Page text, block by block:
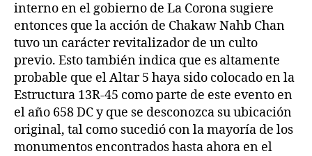
interno en el gobierno de La Corona sugiere
entonces que la acción de Chakaw Nahb Chan
tuvo un carácter revitalizador de un culto
previo. Esto también indica que es altamente
probable que el Altar 5 haya sido colocado en la
Estructura 13R-45 como parte de este evento en
el año 658 DC y que se desconozca su ubicación
original, tal como sucedió con la mayoría de los
monumentos encontrados hasta ahora en el